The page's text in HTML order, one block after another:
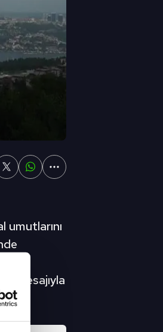
mesajıyla